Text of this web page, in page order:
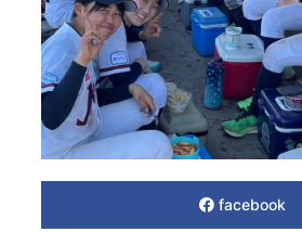
facebook